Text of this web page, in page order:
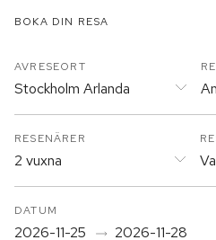
BOKA DIN RESA
AVRESEORT
Stockholm Arlanda
DATUM
2026-11-25 2026-11-28
RESENÄRER
2 vuxna